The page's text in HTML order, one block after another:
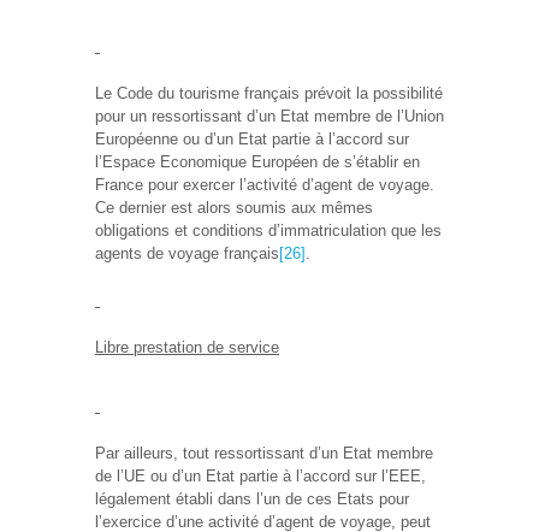
Le Code du tourisme français prévoit la possibilité
pour un ressortissant d’un Etat membre de l’Union
Européenne ou d’un Etat partie à l’accord sur
l’Espace Economique Européen de s’établir en
France pour exercer l’activité d’agent de voyage.
Ce dernier est alors soumis aux mêmes
obligations et conditions d’immatriculation que les
agents de voyage français [26]
Libre prestation de service
Par ailleurs, tout ressortissant d’un Etat membre
de l’UE ou d’un Etat partie à l’accord sur l’EEE,
légalement établi dans l’un de ces Etats pour
l’exercice d’une activité d’agent de voyage, peut